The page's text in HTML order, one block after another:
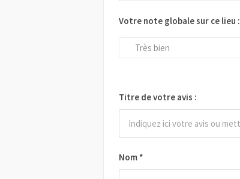
Nom *
Votre note globale sur ce lieu :
Très bien
Titre de votre avis :